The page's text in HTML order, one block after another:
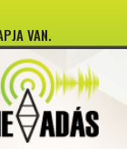
VAN.